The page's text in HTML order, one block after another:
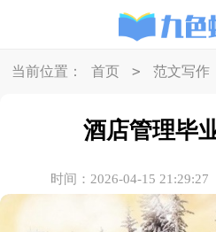
当前位置： 首页 > 范文写作
酒店管理毕
时间：2026-04-15 21:29:27